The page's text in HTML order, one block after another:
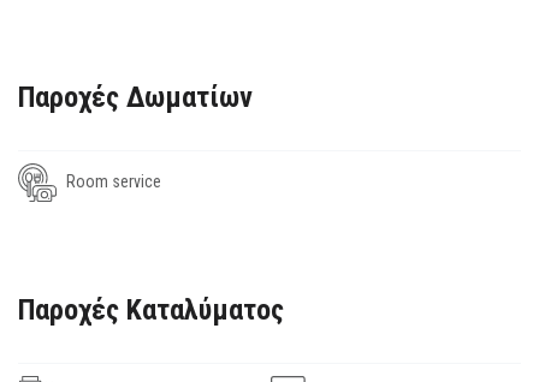
Παροχές Δωματίων
Room service
Παροχές Καταλύματος